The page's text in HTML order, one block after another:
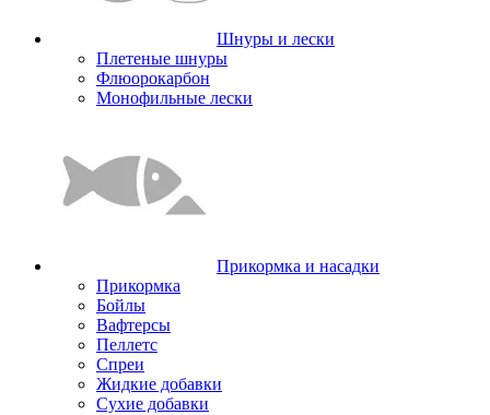
Шнуры и лески
Плетеные шнуры
Флюорокарбон
Монофильные лески
Прикормка и насадки
Прикормка
Бойлы
Вафтерсы
Пеллетс
Спреи
Жидкие добавки
Сухие добавки